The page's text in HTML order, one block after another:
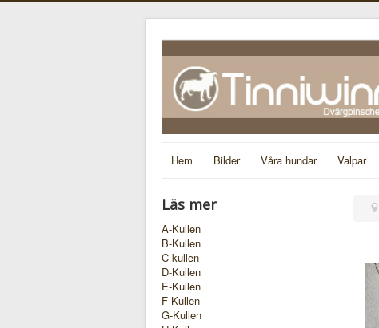
Hem Bilder Våra hundar Valpar
Läs mer
A-Kullen
B-Kullen
C-kullen
D-Kullen
E-Kullen
F-Kullen
G-Kullen